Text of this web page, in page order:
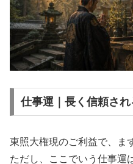
仕事運｜長く信頼さ
東照大権現のご利益で、ま
ただし、ここでいう仕事運